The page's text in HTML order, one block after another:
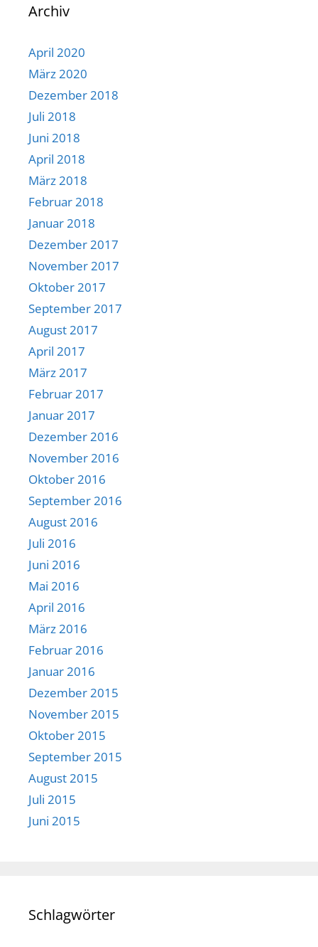
Archiv
April 2020
März 2020
Dezember 2018
Juli 2018
Juni 2018
April 2018
März 2018
Februar 2018
Januar 2018
Dezember 2017
November 2017
Oktober 2017
September 2017
August 2017
April 2017
März 2017
Februar 2017
Januar 2017
Dezember 2016
November 2016
Oktober 2016
September 2016
August 2016
Juli 2016
Juni 2016
Mai 2016
April 2016
März 2016
Februar 2016
Januar 2016
Dezember 2015
November 2015
Oktober 2015
September 2015
August 2015
Juli 2015
Juni 2015
Schlagwörter